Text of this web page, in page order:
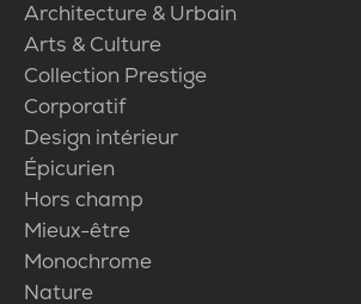
Architecture & Urbain
Arts & Culture
Collection Prestige
Corporatif
Design intérieur
Épicurien
Hors champ
Mieux-être
Monochrome
Nature